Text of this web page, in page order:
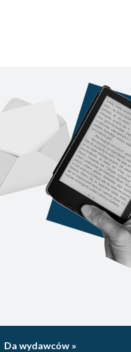
Da wydawców »